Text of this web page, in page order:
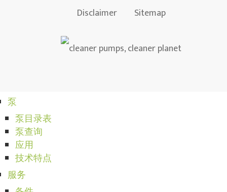
Disclaimer
Sitemap
泵
泵目录表
泵查询
应用
技术特点
服务